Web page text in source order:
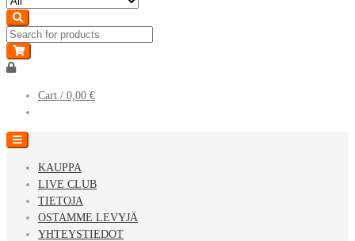
Cart / 0,00 €
KAUPPA
LIVE CLUB
TIETOJA
OSTAMME LEVYJÄ
YHTEYSTIEDOT